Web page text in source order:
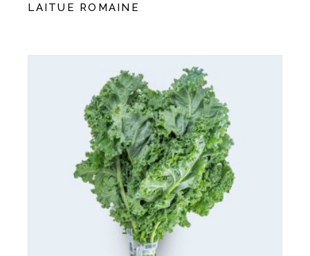
LAITUE ROMAINE